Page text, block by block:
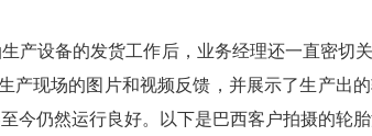
产设备的发货工作后，业务经理还一直密切
产现场的图片和视频反馈，并展示了生产出
今仍然运行良好。以下是巴西客户拍摄的轮胎